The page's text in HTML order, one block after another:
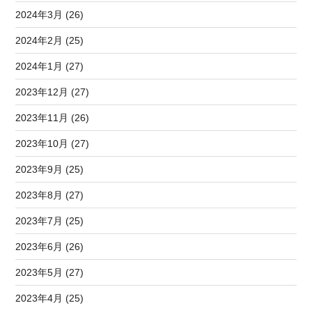
2024年3月 (26)
2024年2月 (25)
2024年1月 (27)
2023年12月 (27)
2023年11月 (26)
2023年10月 (27)
2023年9月 (25)
2023年8月 (27)
2023年7月 (25)
2023年6月 (26)
2023年5月 (27)
2023年4月 (25)